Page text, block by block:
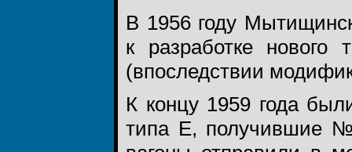
В 1956 году
к разработке нового
(впоследствии
К концу 1959 года
типа Е, получившие